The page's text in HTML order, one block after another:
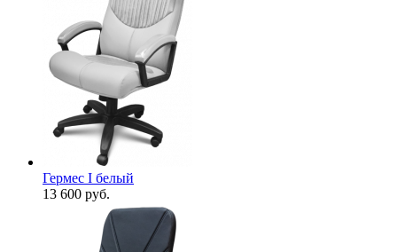
Гермес I белый
13 600 руб.